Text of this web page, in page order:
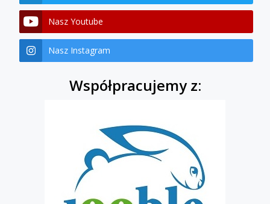
Nasz Youtube
Nasz Instagram
Współpracujemy z: